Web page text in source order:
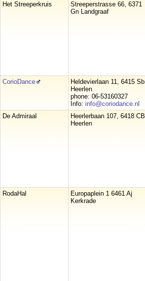
Het Streeperkruis
Streeperstrasse 66, 6371
Gn Landgraaf
CorioDance
Heldevierlaan 11, 6415 Sb
Heerlen
phone: 06-53160327
Info: info@coriodance.nl
De Admiraal
Heerlerbaan 107, 6418 CB
Heerlen
RodaHal
Europaplein 1 6461 Aj
Kerkrade